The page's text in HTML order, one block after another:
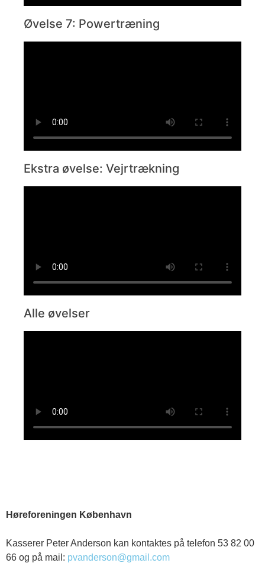
Øvelse 7: Powertræning
Ekstra øvelse: Vejrtrækning
Alle øvelser
Høreforeningen København
Kasserer Peter Anderson kan kontaktes på telefon 53 82 00
66 og på mail: pvanderson@gmail.com